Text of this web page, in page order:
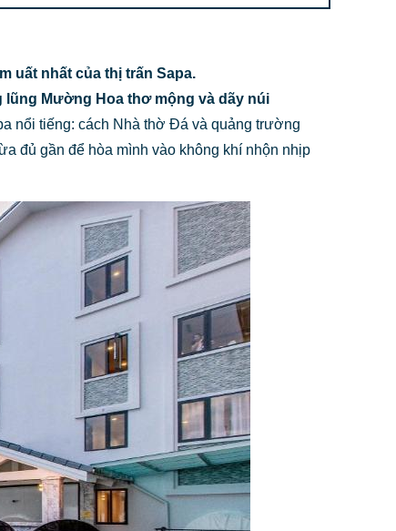
uất nhất của thị trấn Sapa.
lũng Mường Hoa thơ mộng và dãy núi
nổi tiếng: cách Nhà thờ Đá và quảng trường
đủ gần để hòa mình vào không khí nhộn nhịp